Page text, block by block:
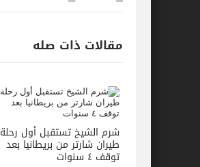
مقالات ذات صله
شرم الشيخ تستقبل أول رحلة
طيران شارتر من بريطانيا بعد
توقف ٤ سنوات